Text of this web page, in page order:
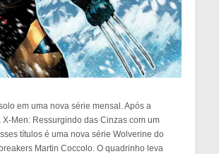
em uma nova série mensal. Após a
Men: Ressurgindo das Cinzas com um
títulos é uma nova série Wolverine do
Martin Coccolo. O quadrinho leva